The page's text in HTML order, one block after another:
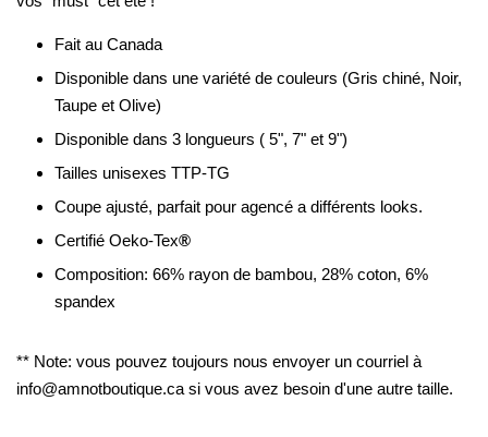
Fait au Canada
Disponible dans une variété de couleurs (Gris chiné, Noir,
Taupe et Olive)
Disponible dans 3 longueurs ( 5", 7" et 9")
Tailles unisexes TTP-TG
Coupe ajusté, parfait pour agencé a différents looks.
Certifié Oeko-Tex®
Composition: 66% rayon de bambou, 28% coton, 6%
spandex
** Note: vous pouvez toujours nous envoyer un courriel à
info@amnotboutique.ca si vous avez besoin d'une autre taille.